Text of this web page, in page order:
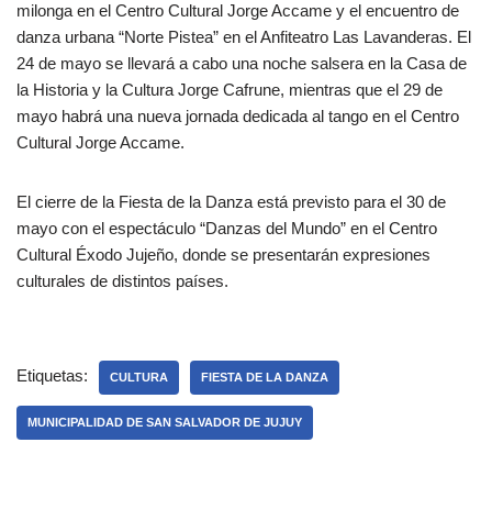
milonga en el Centro Cultural Jorge Accame y el encuentro de
danza urbana “Norte Pistea” en el Anfiteatro Las Lavanderas. El
24 de mayo se llevará a cabo una noche salsera en la Casa de
la Historia y la Cultura Jorge Cafrune, mientras que el 29 de
mayo habrá una nueva jornada dedicada al tango en el Centro
Cultural Jorge Accame.
El cierre de la Fiesta de la Danza está previsto para el 30 de
mayo con el espectáculo “Danzas del Mundo” en el Centro
Cultural Éxodo Jujeño, donde se presentarán expresiones
culturales de distintos países.
Etiquetas: CULTURA FIESTA DE LA DANZA
MUNICIPALIDAD DE SAN SALVADOR DE JUJUY